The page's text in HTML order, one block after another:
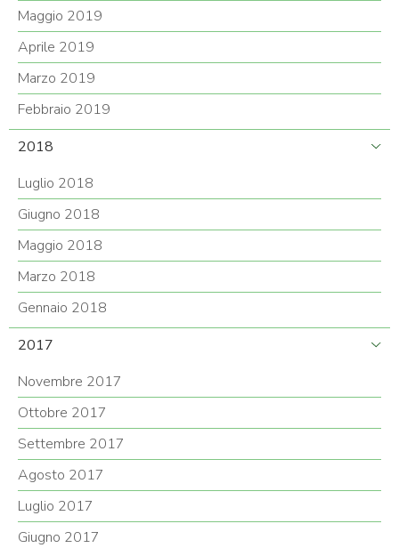
Maggio 2019
Aprile 2019
Marzo 2019
Febbraio 2019
2018
Luglio 2018
Giugno 2018
Maggio 2018
Marzo 2018
Gennaio 2018
2017
Novembre 2017
Ottobre 2017
Settembre 2017
Agosto 2017
Luglio 2017
Giugno 2017